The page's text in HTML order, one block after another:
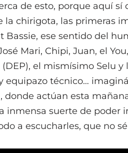
de esto, porque aquí sí
chirigota, las primeras
ese sentido del
Mari, Chipi, Juan, el
el mismísimo Selu y
equipazo técnico…
donde actúan esta
inmensa suerte de poder
a escucharles, que no